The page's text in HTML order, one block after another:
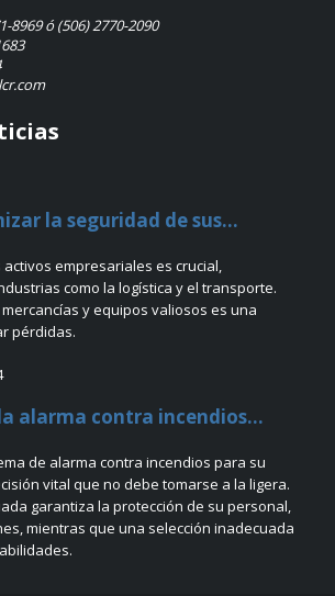
8969 ó (506) 2770-2090
la seguridad de sus...
empresariales es crucial,
como la logística y el transporte.
y equipos valiosos es una
pérdidas.
alarma contra incendios...
de alarma contra incendios para su
vital que no debe tomarse a la ligera.
garantiza la protección de su personal,
mientras que una selección inadecuada